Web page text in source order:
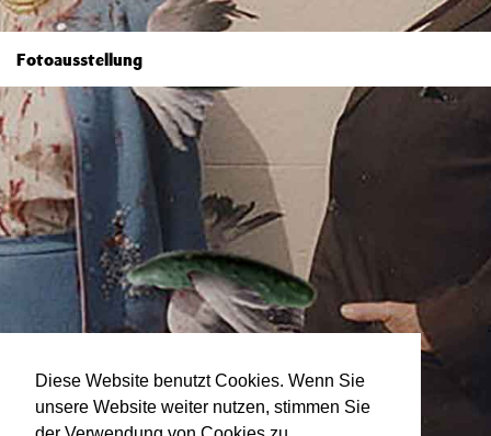
Diese Website benutzt Cookies. Wenn Sie
unsere Website weiter nutzen, stimmen Sie
Fotoausstellung